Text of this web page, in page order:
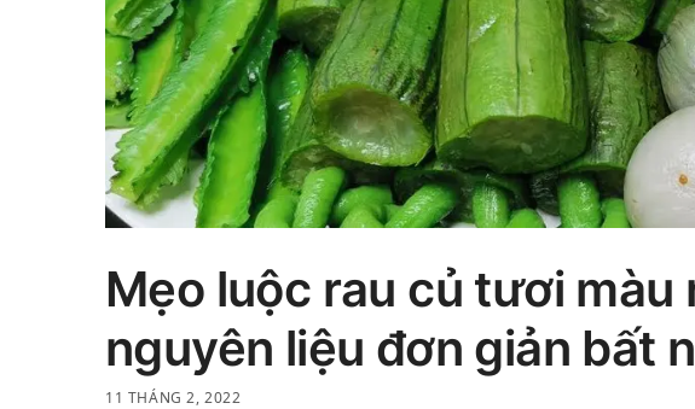
Mẹo luộc rau củ tươi màu
nguyên liệu đơn giản bất
11 THÁNG 2, 2022